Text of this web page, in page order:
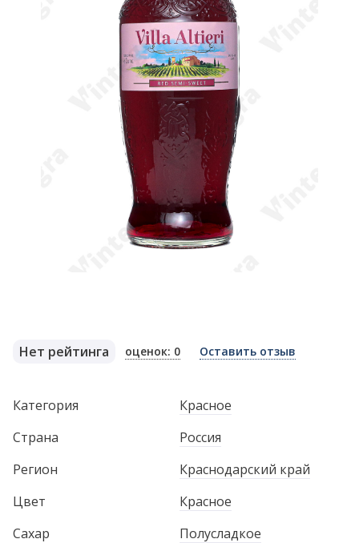
Нет рейтинга оценок: 0 Оставить отзыв
Категория
Красное
Страна
Россия
Регион
Краснодарский край
Цвет
Красное
Сахар
Полусладкое